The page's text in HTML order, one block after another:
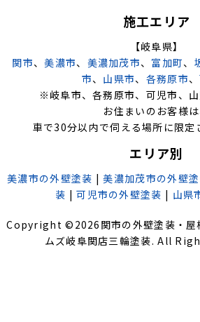
施工エリア
【岐阜県】
関市、美濃市、 美濃加茂市、 富加町、
市、 山県市、 各務原市、
※岐阜市、各務原市、可児市、
お住まいのお客様は
車で30分以内で伺える場所に限定
エリア別
美濃市の外壁塗装 |美濃加茂市の外壁
装 |可児市の外壁塗装 | 山県
Copyright © 2026 関市の外壁塗装・
ムズ岐阜関店三輪塗装. All